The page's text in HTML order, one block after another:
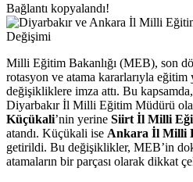
Bağlantı kopyalandı!
Milli Eğitim Bakanlığı (MEB), son
rotasyon ve atama kararlarıyla
değişikliklere imza attı. Bu
Diyarbakır İl Milli Eğitim Müdürü
Küçükali’nin yerine Siirt İl Milli
atandı. Küçükali ise Ankara İl Milli
getirildi. Bu değişiklikler, MEB’in
atamaların bir parçası olarak dikkat